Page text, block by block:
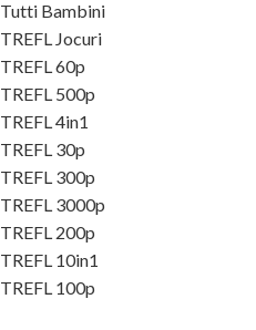
Tutti Bambini
TREFL Jocuri
TREFL 60p
TREFL 500p
TREFL 4in1
TREFL 30p
TREFL 300p
TREFL 3000p
TREFL 200p
TREFL 10in1
TREFL 100p